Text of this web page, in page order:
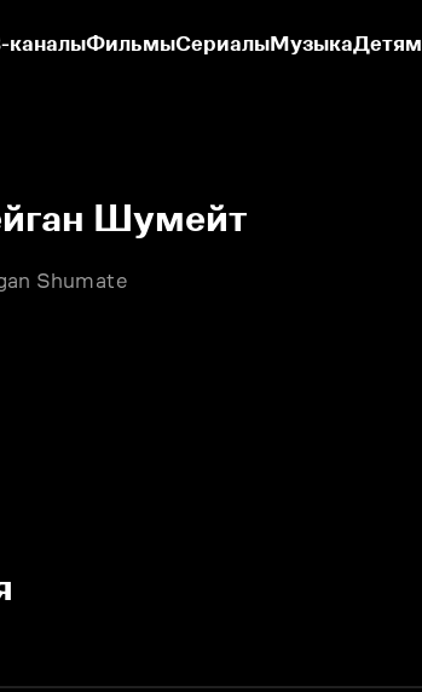
каналыФильмыСериалыМузыкаДетям
Шумейт
Shumate